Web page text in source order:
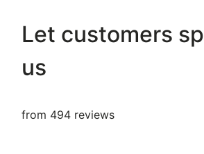
Let customers
us
from 494 reviews